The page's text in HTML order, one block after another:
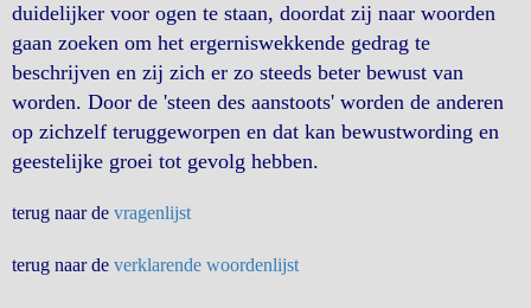
duidelijker voor ogen te staan, doordat zij naar woorden
gaan zoeken om het ergerniswekkende gedrag te
beschrijven en zij zich er zo steeds beter bewust van
worden. Door de 'steen des aanstoots' worden de anderen
op zichzelf teruggeworpen en dat kan bewustwording en
geestelijke groei tot gevolg hebben.
terug naar de vragenlijst
terug naar de verklarende woordenlijst